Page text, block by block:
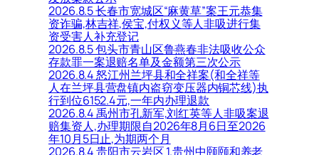
2026.8.5 长春市宽城区“麻黄草”案王元恭集
资诈骗,林吉祥,侯宝,付权义等人非吸进行集
资受害人补充登记
2026.8.5 包头市青山区鲁燕春非法吸收公众
存款罪一案退赔名单及金额第三次公示
2026.8.4 怒江州兰坪县和全祥案(和全祥等
人在兰坪县营盘镇内盗窃变压器内铜芯线)执
行到位6152.4元,一年内办理退款
2026.8.4 禹州市孔新军,刘红英等人非吸案退
赔集资人,办理期限自2026年8月6日至2026
年10月5日止,为期两个月
2026.8.4 贵阳市云岩区 1.贵州中颐颐和养老